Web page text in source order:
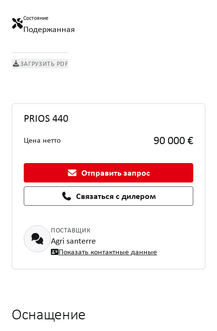
Состояние
Подержанная
ЗАГРУЗИТЬ PDF
PRIOS 440
Цена нетто 90 000 €
Отправить запрос
Связаться с дилером
ПОСТАВЩИК
Agri santerre
Показать контактные данные
Оснащение